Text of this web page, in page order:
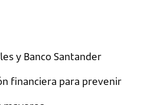
y Banco Santander
financiera para prevenir